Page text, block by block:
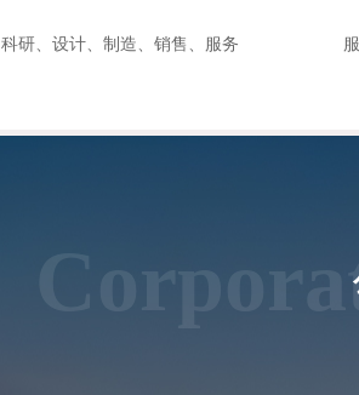
科研、设计、制造、销售、服务